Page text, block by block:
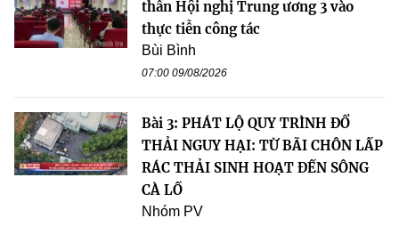
thần Hội nghị Trung ương 3 vào
thực tiễn công tác
Bùi Bình
07:00 09/08/2026
Bài 3: PHÁT LỘ QUY TRÌNH ĐỔ
THẢI NGUY HẠI: TỪ BÃI CHÔN LẤP
RÁC THẢI SINH HOẠT ĐẾN SÔNG
CÀ LỒ
Nhóm PV